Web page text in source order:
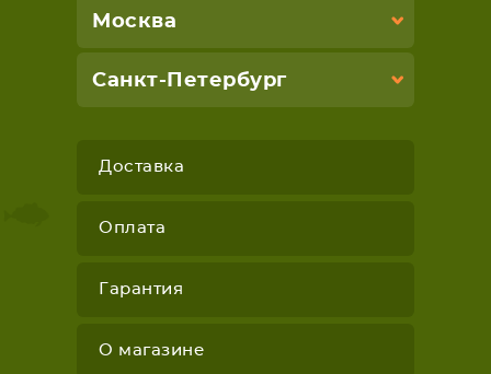
Москва
Санкт-Петербург
Доставка
Оплата
Гарантия
О магазине